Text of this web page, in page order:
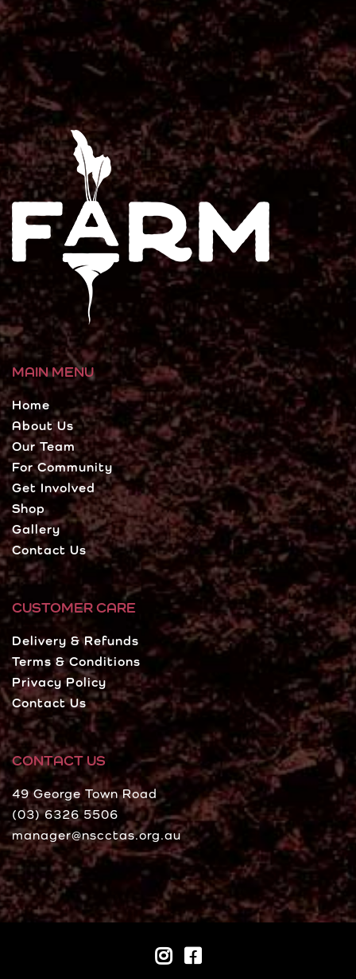
MAIN MENU
Home
About Us
Our Team
For Community
Get Involved
Shop
Gallery
Contact Us
CUSTOMER CARE
Delivery & Refunds
Terms & Conditions
Privacy Policy
Contact Us
CONTACT US
49 George Town Road
(03) 6326 5506
manager@nscctas.org.au